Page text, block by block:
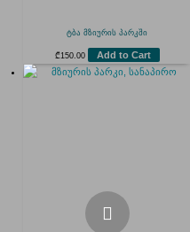
ტბა მზიურის პარკში
₾150.00 Add to Cart